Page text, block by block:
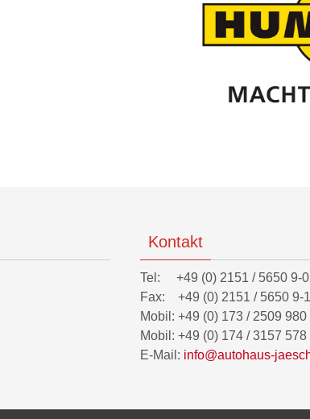
Kontakt
Tel: +49 (0) 2151 / 5650 9-0
Fax: +49 (0) 2151 / 5650 9-
Mobil: +49 (0) 173 / 2509 980
Mobil: +49 (0) 174 / 3157 578
E-Mail: info@autohaus-